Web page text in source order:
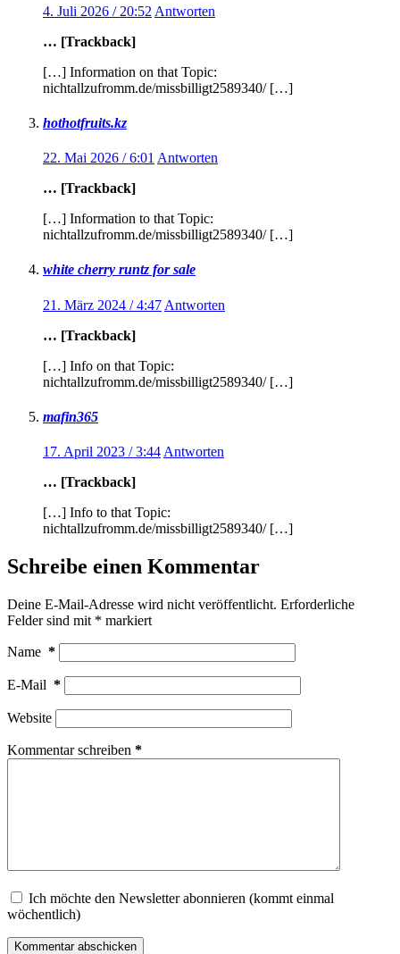
4. Juli 2026 / 20:52 Antworten
… [Trackback]
[…] Information on that Topic:
nichtallzufromm.de/missbilligt2589340/ […]
hothotfruits.kz
22. Mai 2026 / 6:01 Antworten
… [Trackback]
[…] Information to that Topic:
nichtallzufromm.de/missbilligt2589340/ […]
white cherry runtz for sale
21. März 2024 / 4:47 Antworten
… [Trackback]
[…] Info on that Topic:
nichtallzufromm.de/missbilligt2589340/ […]
mafin365
17. April 2023 / 3:44 Antworten
… [Trackback]
[…] Info to that Topic:
nichtallzufromm.de/missbilligt2589340/ […]
Schreibe einen Kommentar
Deine E-Mail-Adresse wird nicht veröffentlicht. Erforderliche
Felder sind mit * markiert
Name *
E-Mail *
Website
Kommentar schreiben *
Ich möchte den Newsletter abonnieren (kommt einmal
wöchentlich)
Kommentar abschicken